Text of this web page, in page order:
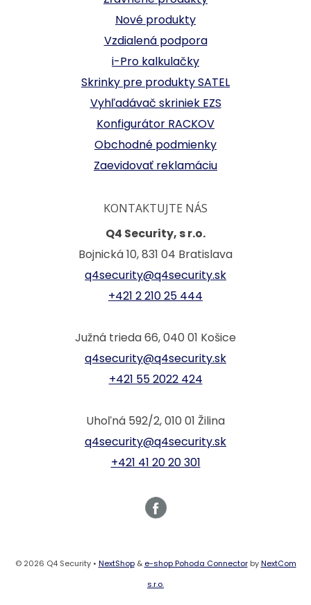
Nové produkty
Vzdialená podpora
i-Pro kalkulačky
Skrinky pre produkty SATEL
Vyhľadávač skriniek EZS
Konfigurátor RACKOV
Obchodné podmienky
Zaevidovať reklamáciu
KONTAKTUJTE NÁS
Q4 Security, s r.o.
Bojnická 10, 831 04 Bratislava
q4security@q4security.sk
+421 2 210 25 444
Južná trieda 66, 040 01 Košice
q4security@q4security.sk
+421 55 2022 424
Uhoľná 592/2, 010 01 Žilina
q4security@q4security.sk
+421 41 20 20 301
© 2026 Q4 Security • NextShop& e-shop Pohoda ConnectorbyNextCom
s.r.o.